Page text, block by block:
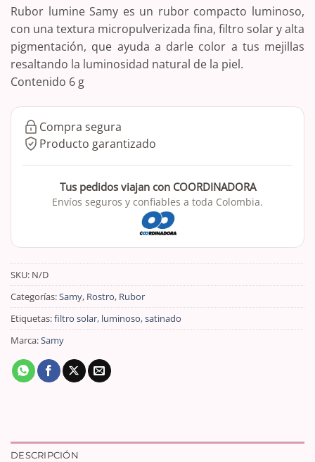
Rubor lumine Samy es un rubor compacto luminoso,
con una textura micropulverizada fina, filtro solar y alta
pigmentación, que ayuda a darle color a tus mejillas
resaltando la luminosidad natural de la piel.
Contenido 6 g
Compra segura
Producto garantizado
Tus pedidos viajan con COORDINADORA
Envíos seguros y confiables a toda Colombia.
SKU: N/D
Categorías:Samy, Rostro, Rubor
Etiquetas:filtro solar, luminoso,satinado
Marca:Samy
DESCRIPCIÓN